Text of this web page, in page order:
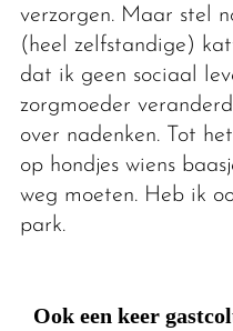
verzorgen. Maar stel
(heel zelfstandige)
dat ik geen sociaal
zorgmoeder
over nadenken. Tot
op hondjes wiens
weg moeten. Heb ik
park.
Ook een keer